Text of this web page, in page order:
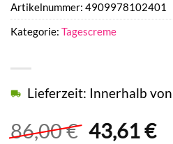
86,00€ 43,61€
Lieferzeit: Innerhalb
Artikelnummer: 4909978102401
Kategorie: Tagescreme